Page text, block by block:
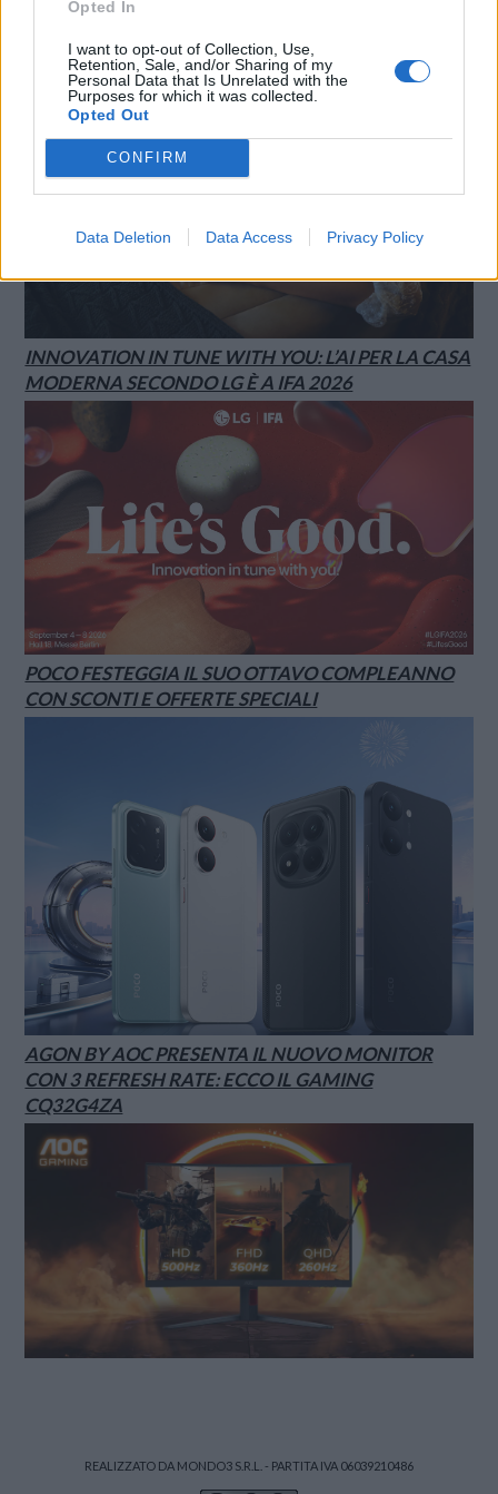
Opted In
I want to opt-out of Collection, Use,
Retention, Sale, and/or Sharing of my
Personal Data that Is Unrelated with the
Purposes for which it was collected.
Opted Out
CONFIRM
Data Deletion Data Access Privacy Policy
INNOVATION IN TUNE WITH YOU: L’AI PER LA CASA
MODERNA SECONDO LG È A IFA 2026
POCO FESTEGGIA IL SUO OTTAVO COMPLEANNO
CON SCONTI E OFFERTE SPECIALI
AGON BY AOC PRESENTA IL NUOVO MONITOR
CON 3 REFRESH RATE: ECCO IL GAMING
CQ32G4ZA
REALIZZATO DA MONDO3 S.R.L. - PARTITA IVA 06039210486